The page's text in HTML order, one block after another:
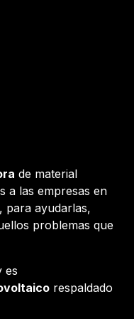
de material
a las empresas en
, para ayudarlas,
problemas que
es
respaldado